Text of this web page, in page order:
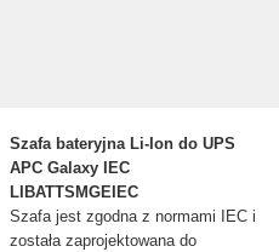
Szafa bateryjna Li-Ion do UPS
APC Galaxy IEC
LIBATTSMGEIEC
Szafa jest zgodna z normami IEC i
została zaprojektowana do